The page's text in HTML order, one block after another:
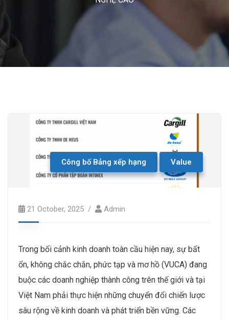
Công bố Bảng xếp hạng Value
21 October, 2025 Admin
Trong bối cảnh kinh doanh toàn cầu hiện nay, sự bất
ổn, không chắc chắn, phức tạp và mơ hồ (VUCA) đang
buộc các doanh nghiệp thành công trên thế giới và tại
Việt Nam phải thực hiện những chuyển đổi chiến lược
sâu rộng về kinh doanh và phát triển bền vững. Các